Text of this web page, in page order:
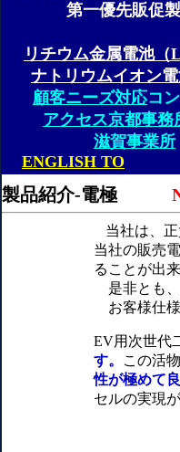
第一優
リチウム金属電池（
ナトリウムイオン
顧客ニーズ対応コ
アクセス京都事務
滋賀事業所
ENGLISH TO
製品紹介-電極
当社は、
当社の販売
ることが出
是非とも、
お客様仕様
EV用次世代
す。
この活
性が極めて
セルの実現